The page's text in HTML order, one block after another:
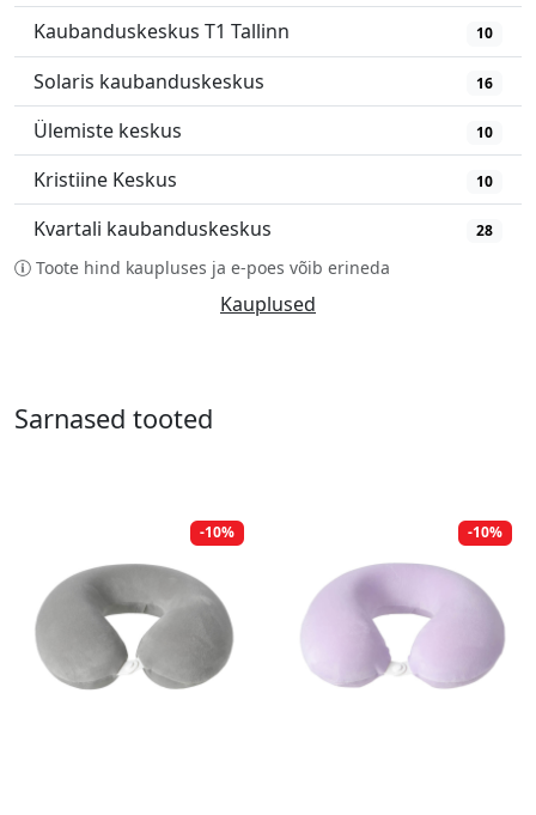
Kaubanduskeskus T1 Tallinn 10
Solaris kaubanduskeskus 16
Ülemiste keskus 10
Kristiine Keskus 10
Kvartali kaubanduskeskus 28
Toote hind kaupluses ja e-poes võib erineda
Kauplused
Sarnased tooted
-10% -10%